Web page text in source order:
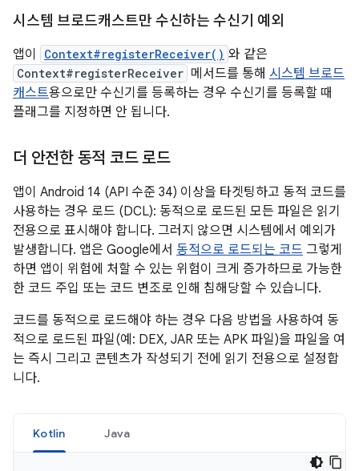
시스템 브로드캐스트만 수신하는 수신기 예외
앱이 Context#registerReceiver() 와 같은
Context#registerReceiver 메서드를 통해 시스템 브로드
캐스트용으로만 수신기를 등록하는 경우 수신기를 등록할 때
플래그를 지정하면 안 됩니다.
더 안전한 동적 코드 로드
앱이 Android 14 (API 수준 34) 이상을 타겟팅하고 동적 코드를
사용하는 경우 로드 (DCL): 동적으로 로드된 모든 파일은 읽기
전용으로 표시해야 합니다. 그러지 않으면 시스템에서 예외가
발생합니다. 앱은 Google에서 동적으로 로드되는 코드 그렇게
하면 앱이 위험에 처할 수 있는 위험이 크게 증가하므로 가능한
한 코드 주입 또는 코드 변조로 인해 침해당할 수 있습니다.
코드를 동적으로 로드해야 하는 경우 다음 방법을 사용하여 동
적으로 로드된 파일(예: DEX, JAR 또는 APK 파일)을 파일을 여
는 즉시 그리고 콘텐츠가 작성되기 전에 읽기 전용으로 설정합
니다.
Kotlin Java